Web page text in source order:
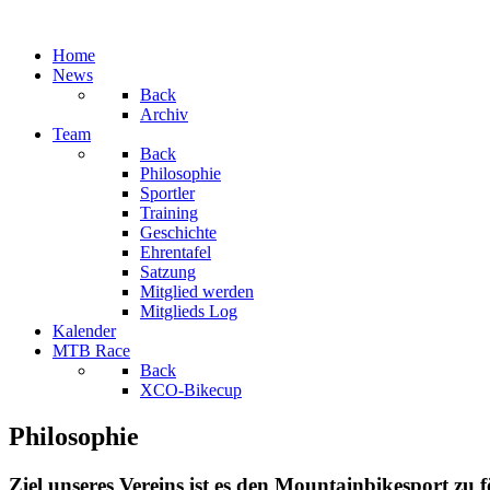
Home
News
Back
Archiv
Team
Back
Philosophie
Sportler
Training
Geschichte
Ehrentafel
Satzung
Mitglied werden
Mitglieds Log
Kalender
MTB Race
Back
XCO-Bikecup
Philosophie
Ziel unseres Vereins ist es den Mountainbikesport zu